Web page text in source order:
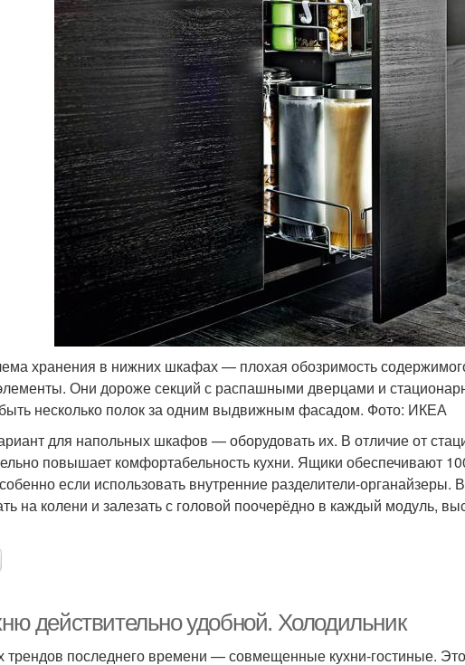
хранения в нижних шкафах — плохая обозримость
Они дороже секций с распашными дверцами и
несколько полок за одним выдвижным фасадом. Фото: ИКЕА
для напольных шкафов — оборудовать их. В отличие от
повышает комфортабельность кухни. Ящики обеспечивают
если использовать внутренние разделители-органайзеры.
на колени и залезать с головой поочерёдно в каждый модуль,
действительно удобной. Холодильник
трендов последнего времени — совмещенные кухни-гостиные.